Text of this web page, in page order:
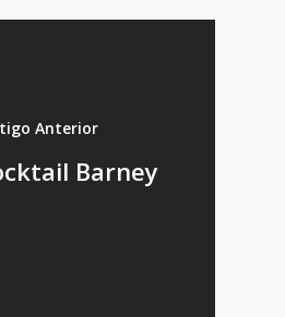
Anterior
Barney